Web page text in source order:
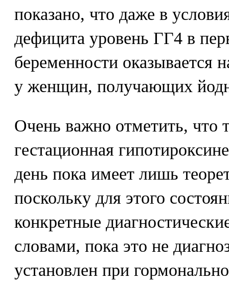
показано, что даже в
дефицита уровень ГГ4 в
беременности оказывается
у женщин, получающих
Очень важно отметить, что
гестационная
день пока имеет лишь
поскольку для этого
конкретные
словами, пока это не
установлен при